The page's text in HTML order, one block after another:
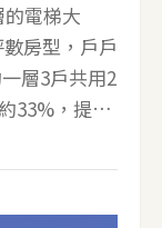
電梯大
房型，戶戶
層3戶共用2
33%，提供
▼江左風華